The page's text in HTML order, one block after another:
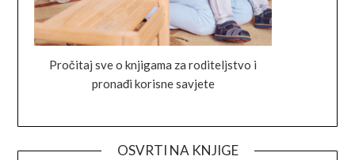
Pročitaj sve o knjigama za roditeljstvo i
pronađi korisne savjete
OSVRTI NA KNJIGE